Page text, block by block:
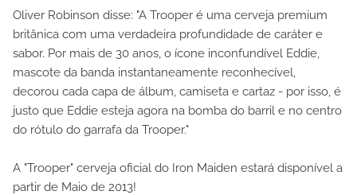
Oliver Robinson disse: "A Trooper é uma cerveja premium
britânica com uma verdadeira profundidade de caráter e
sabor. Por mais de 30 anos, o ícone inconfundível Eddie,
mascote da banda instantaneamente reconhecível,
decorou cada capa de álbum, camiseta e cartaz - por isso, é
justo que Eddie esteja agora na bomba do barril e no centro
do rótulo do garrafa da Trooper."
A "Trooper" cerveja oficial do Iron Maiden estará disponível a
partir de Maio de 2013!